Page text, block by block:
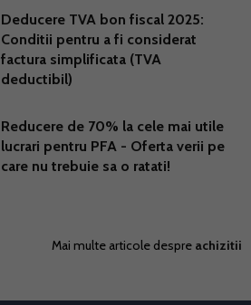
Deducere TVA bon fiscal 2025:
Conditii pentru a fi considerat
factura simplificata (TVA
deductibil)
Reducere de 70% la cele mai utile
lucrari pentru PFA - Oferta verii pe
care nu trebuie sa o ratati!
Mai multe articole despre achizitii